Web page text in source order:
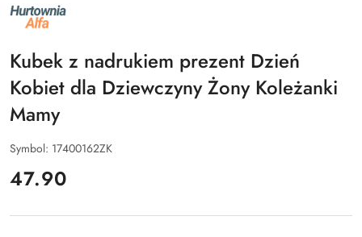
NAZWA
PRODUCENTA:
ALFA
Kubek z nadrukiem prezent Dzień
Kobiet dla Dziewczyny Żony Koleżanki
Mamy
Symbol: 17400162ZK
cena:
47.90